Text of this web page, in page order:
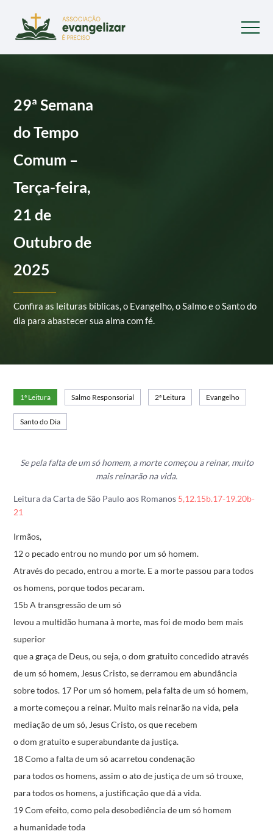
29ª Semana
do Tempo
Comum –
Terça-feira,
21 de
Outubro de
2025
Confira as leituras bíblicas, o Evangelho, o Salmo e o Santo do
dia para abastecer sua alma com fé.
1ª Leitura Salmo Responsorial 2ª Leitura Evangelho
Santo do Dia
Se pela falta de um só homem, a morte começou a reinar,muito
mais reinarão na vida.
Leitura da Carta de São Paulo aos Romanos 5,12.15b.17-19.20b-
21
Irmãos,
12 o pecado entrou no mundo por um só homem.
Através do pecado, entrou a morte. E a morte passou para todos
os homens, porque todos pecaram.
15b A transgressão de um só
levou a multidão humana à morte, mas foi de modo bem mais
superior
que a graça de Deus,ou seja, o dom gratuitoconcedido através
de um só homem, Jesus Cristo,se derramou em abundância
sobre todos. 17 Por um só homem, pela falta de um só homem,
a morte começou a reinar. Muito mais reinarão na vida, pela
mediação de um só, Jesus Cristo,os que recebem
o dom gratuito e superabundante da justiça.
18 Como a falta de um só acarretou condenação
para todos os homens,assim o ato de justiça de um só trouxe,
para todos os homens,a justificação que dá a vida.
19 Com efeito, como pela desobediência de um só homem
a humanidade toda